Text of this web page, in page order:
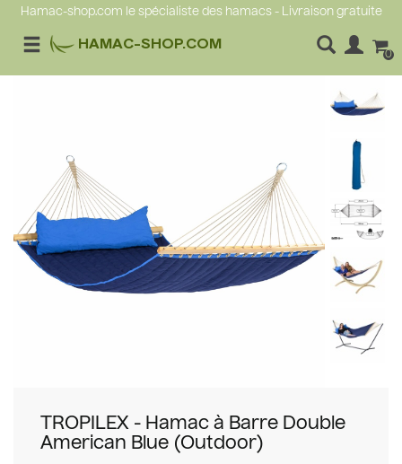
Hamac-shop.com le spécialiste des hamacs - Livraison gratuite
HAMAC-SHOP.COM
0
TROPILEX - Hamac à Barre Double
American Blue (Outdoor)